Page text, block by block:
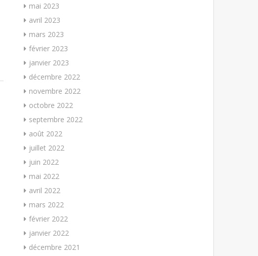
mai 2023
avril 2023
mars 2023
février 2023
janvier 2023
décembre 2022
novembre 2022
octobre 2022
septembre 2022
août 2022
juillet 2022
juin 2022
mai 2022
avril 2022
mars 2022
février 2022
janvier 2022
décembre 2021